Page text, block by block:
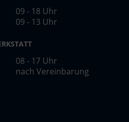
09 - 18 Uhr
09 - 13 Uhr
08 - 17 Uhr
nach Vereinbarung